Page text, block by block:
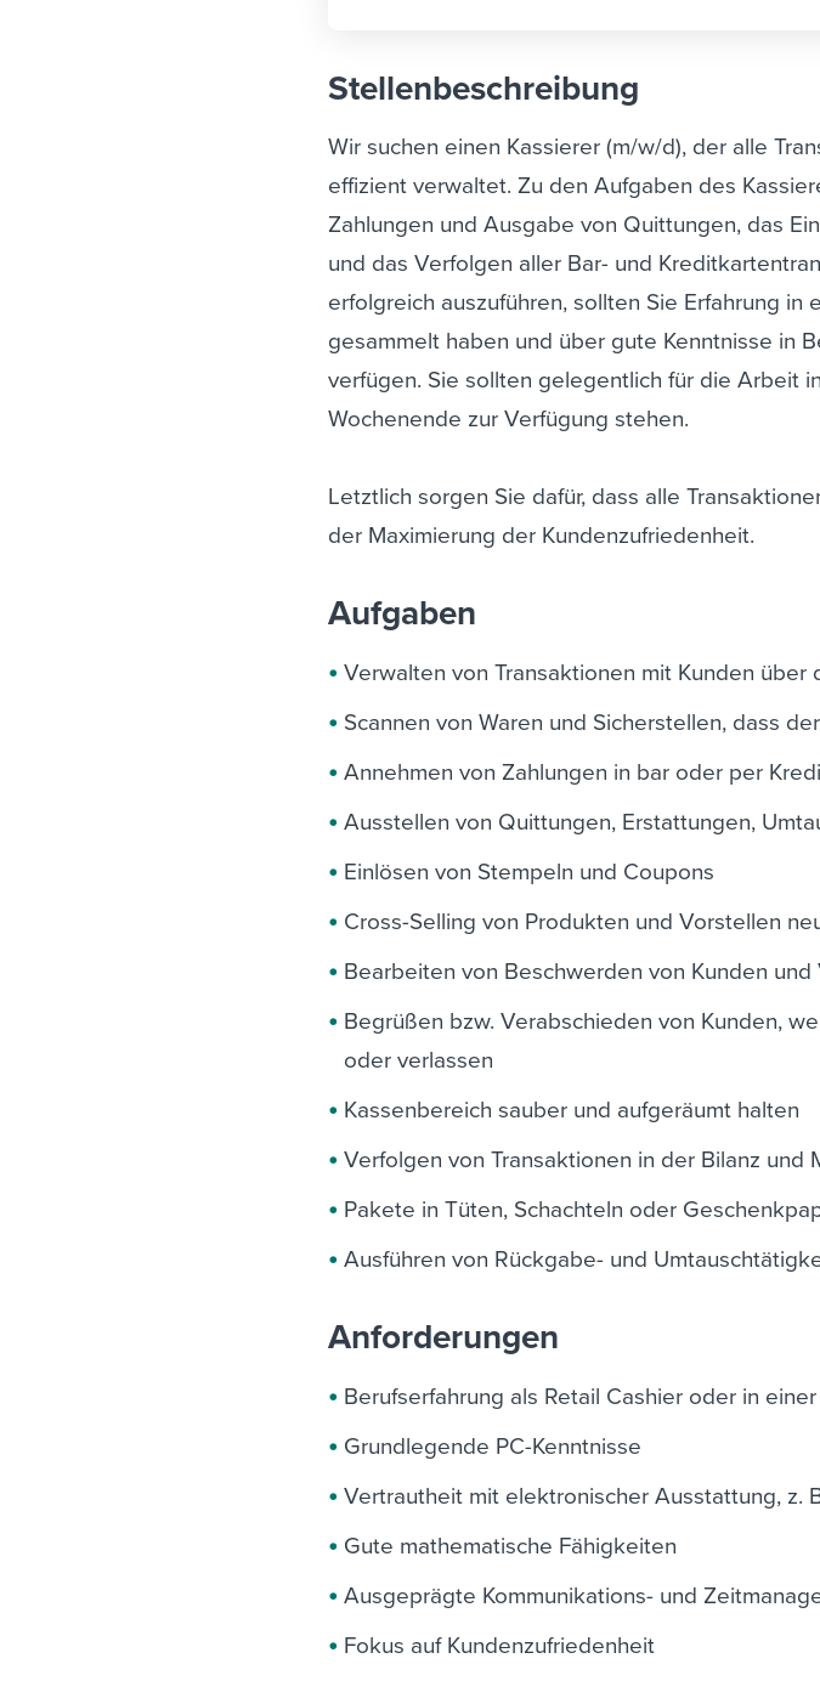
Stellenbeschreibung
Wir suchen einen Kassierer (m/w/d), der alle
effizient verwaltet. Zu den Aufgaben des
Zahlungen und Ausgabe von Quittungen, das
und das Verfolgen aller Bar- und
erfolgreich auszuführen, sollten Sie Erfahrung in
gesammelt haben und über gute Kenntnisse in
verfügen. Sie sollten gelegentlich für die Arbeit
Wochenende zur Verfügung stehen.
Letztlich sorgen Sie dafür, dass alle
der Maximierung der Kundenzufriedenheit.
Aufgaben
Verwalten von Transaktionen mit Kunden über
Scannen von Waren und Sicherstellen, dass
Annehmen von Zahlungen in bar oder per
Ausstellen von Quittungen, Erstattungen,
Einlösen von Stempeln und Coupons
Cross-Selling von Produkten und Vorstellen
Bearbeiten von Beschwerden von Kunden
Begrüßen bzw. Verabschieden von Kunden,
oder verlassen
Kassenbereich sauber und aufgeräumt halten
Verfolgen von Transaktionen in der Bilanz und
Pakete in Tüten, Schachteln oder
Ausführen von Rückgabe- und
Anforderungen
Berufserfahrung als Retail Cashier oder in
Grundlegende PC-Kenntnisse
Vertrautheit mit elektronischer Ausstattung, z.
Gute mathematische Fähigkeiten
Ausgeprägte Kommunikations- und
Fokus auf Kundenzufriedenheit